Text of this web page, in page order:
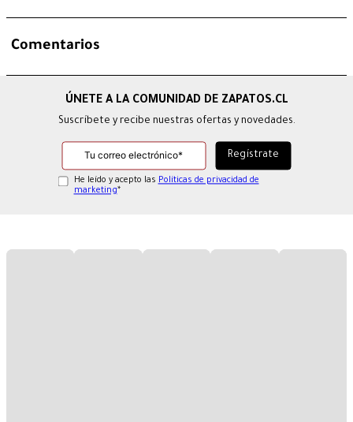
Comentarios
Suscríbete y recibe nuestras ofertas y novedades.
He leído y acepto las Políticas de privacidad de
marketing*